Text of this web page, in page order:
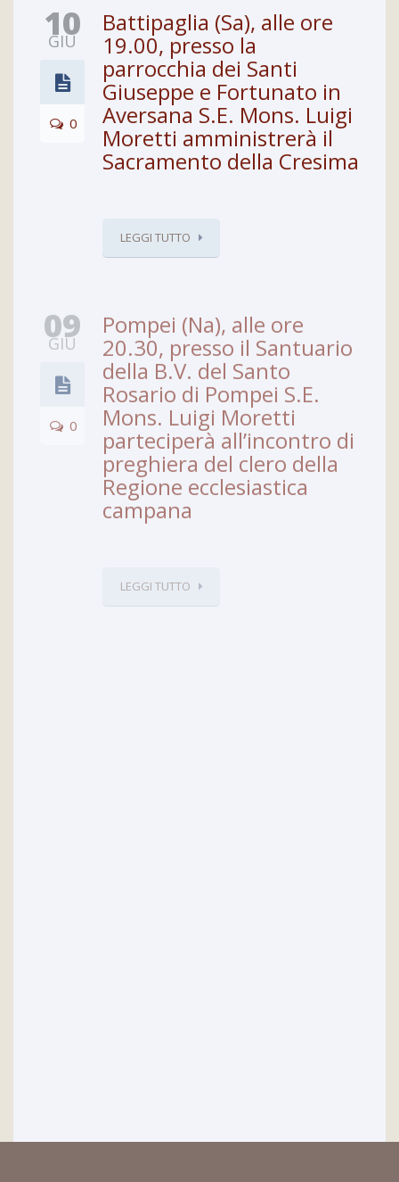
10
GIU
0
Battipaglia (Sa), alle ore
19.00, presso la
parrocchia dei Santi
Giuseppe e Fortunato in
Aversana S.E. Mons. Luigi
Moretti amministrerà il
Sacramento della Cresima
LEGGI TUTTO
09
GIU
0
Pompei (Na), alle ore
20.30, presso il Santuario
della B.V. del Santo
Rosario di Pompei S.E.
Mons. Luigi Moretti
parteciperà all’incontro di
preghiera del clero della
Regione ecclesiastica
campana
LEGGI TUTTO